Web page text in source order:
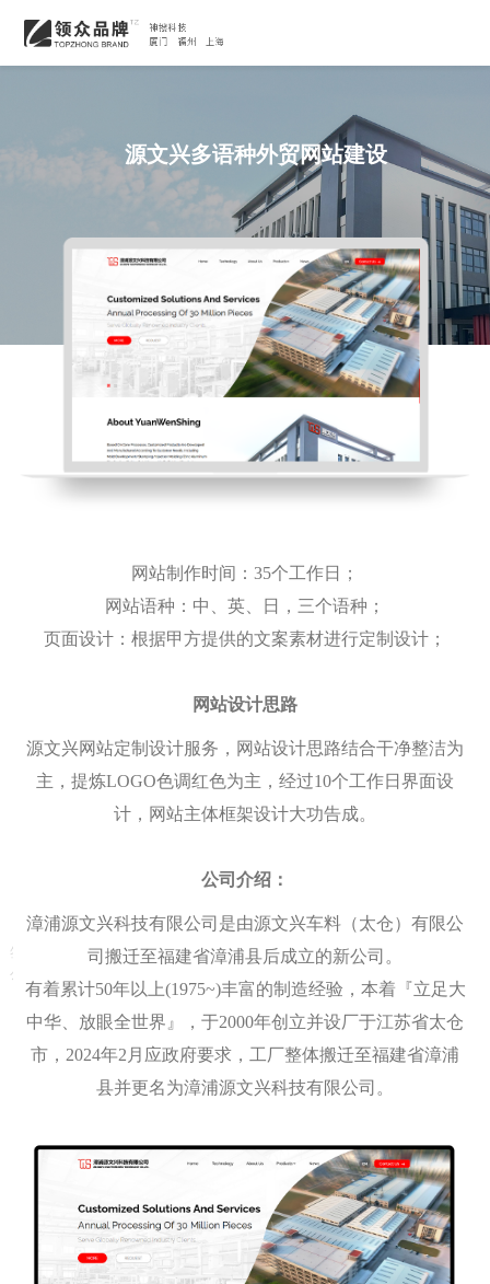
源文兴多语种外贸网站建设
签约时间：2025-05-30 12:43:40
公司名称：源文兴
网站制作时间：35个工作日；
网站语种：中、英、日，三个语种；
页面设计：根据甲方提供的文案素材进行定制设计；
网站设计思路
源文兴网站定制设计服务，网站设计思路结合干净整洁为
主，提炼LOGO色调红色为主，经过10个工作日界面设
计，网站主体框架设计大功告成。
公司介绍：
漳浦源文兴科技有限公司是由源文兴车料（太仓）有限公
司搬迁至福建省漳浦县后成立的新公司。
有着累计50年以上(1975~)丰富的制造经验，本着『立足大
中华、放眼全世界』，于2000年创立并设厂于江苏省太仓
市，2024年2月应政府要求，工厂整体搬迁至福建省漳浦
县并更名为漳浦源文兴科技有限公司。